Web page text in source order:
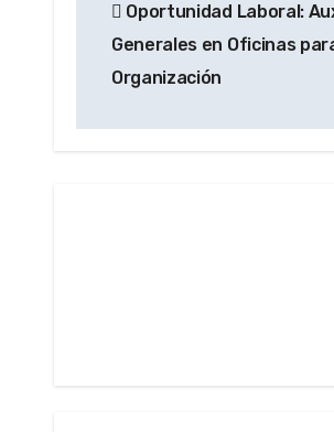
de
entradas
Oportunidad Laboral:
Generales en Oficinas
Organización